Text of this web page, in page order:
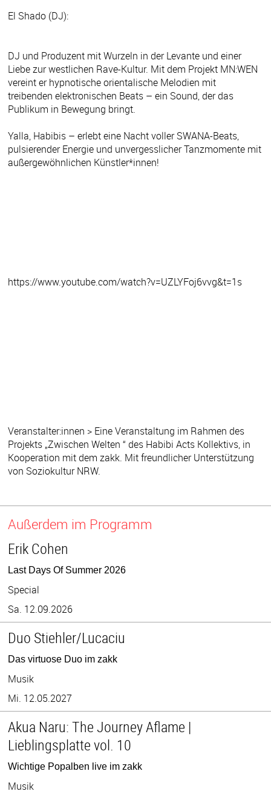
El Shado (DJ):
DJ und Produzent mit Wurzeln in der Levante und einer
Liebe zur westlichen Rave-Kultur. Mit dem Projekt MN:WEN
vereint er hypnotische orientalische Melodien mit
treibenden elektronischen Beats – ein Sound, der das
Publikum in Bewegung bringt.
Yalla, Habibis – erlebt eine Nacht voller SWANA-Beats,
pulsierender Energie und unvergesslicher Tanzmomente mit
außergewöhnlichen Künstler*innen!
https://www.youtube.com/watch?v=UZLYFoj6vvg&t=1s
Veranstalter:innen > Eine Veranstaltung im Rahmen des
Projekts „Zwischen Welten “ des Habibi Acts Kollektivs, in
Kooperation mit dem zakk. Mit freundlicher Unterstützung
von Soziokultur NRW.
Außerdem im Programm
Erik Cohen
Last Days Of Summer 2026
Special
Sa. 12.09.2026
Duo Stiehler/Lucaciu
Das virtuose Duo im zakk
Musik
Mi. 12.05.2027
Akua Naru: The Journey Aflame |
Lieblingsplatte vol. 10
Wichtige Popalben live im zakk
Musik